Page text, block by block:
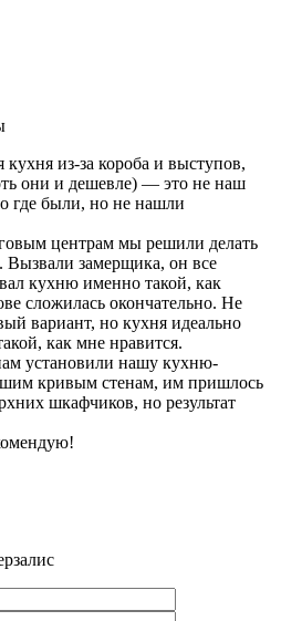
кухня из-за короба и выступов,
они и дешевле) — это не наш
где были, но не нашли
центрам мы решили делать
Вызвали замерщика, он все
кухню именно такой, как
сложилась окончательно. Не
вариант, но кухня идеально
как мне нравится.
установили нашу кухню-
кривым стенам, им пришлось
шкафчиков, но результат